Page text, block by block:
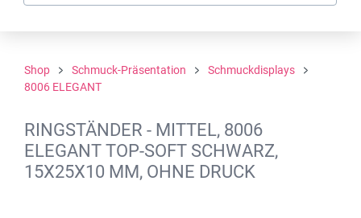
Shop Schmuck-Präsentation
Schmuckdisplays
8006 ELEGANT
RINGSTÄNDER - MITTEL, 8006
ELEGANT TOP-SOFT SCHWARZ,
15X25X10 MM, OHNE DRUCK